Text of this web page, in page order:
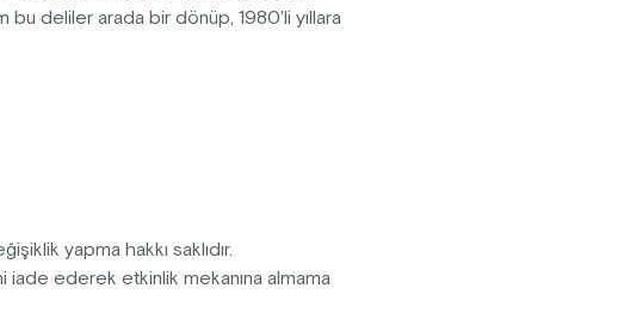
bu deliler arada bir dönüp, 1980'li yıllara
yapma hakkı saklıdır.
ederek etkinlik mekanına almama